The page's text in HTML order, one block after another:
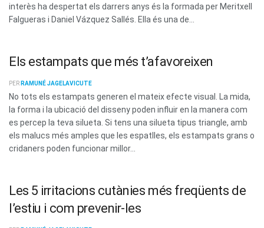
interès ha despertat els darrers anys és la formada per Meritxell
Falgueras i Daniel Vázquez Sallés. Ella és una de...
Els estampats que més t’afavoreixen
PER RAMUNÉ JAGELAVICUTE
No tots els estampats generen el mateix efecte visual. La mida,
la forma i la ubicació del disseny poden influir en la manera com
es percep la teva silueta. Si tens una silueta tipus triangle, amb
els malucs més amples que les espatlles, els estampats grans o
cridaners poden funcionar millor...
Les 5 irritacions cutànies més freqüents de
l’estiu i com prevenir-les